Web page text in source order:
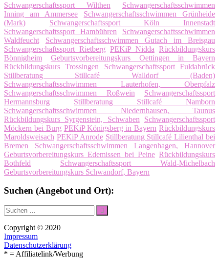
Schwangerschaftssport Wilthen
Schwangerschaftsschwimmen
Inning am Ammersee
Schwangerschaftsschwimmen Grünheide
(Mark)
Schwangerschaftssport Köln Innenstadt
Schwangerschaftssport Hambühren
Schwangerschaftsschwimmen
Waldfeucht
Schwangerschaftsschwimmen Gutach im Breisgau
Schwangerschaftssport Rietberg PEKiP Nidda Rückbildungskurs
Bönnigheim
Geburtsvorbereitungskurs Oettingen in Bayern
Rückbildungskurs Trossingen
Schwangerschaftssport Fuldabrück
Stillberatung Stillcafé Walldorf (Baden)
Schwangerschaftsschwimmen Lauterhofen, Oberpfalz
Schwangerschaftsschwimmen Roßwein
Schwangerschaftssport
Hermannsburg
Stillberatung Stillcafé Namborn
Schwangerschaftsschwimmen Niedernhausen, Taunus
Rückbildungskurs Syrgenstein, Schwaben
Schwangerschaftssport
Möckern bei Burg PEKiP Königsberg in Bayern Rückbildungskurs
Maroldsweisach PEKiP Anrode Stillberatung Stillcafé Lilienthal bei
Bremen
Schwangerschaftsschwimmen Langenhagen, Hannover
Geburtsvorbereitungskurs Edemissen bei Peine Rückbildungskurs
Bothfeld
Schwangerschaftssport Wald-Michelbach
Geburtsvorbereitungskurs Schwandorf, Bayern
Suchen (Angebot und Ort):
Suche
nach:
Suchen
Copyright © 2020
Impressum
Datenschutzerklärung
* = Affiliatelink/Werbung